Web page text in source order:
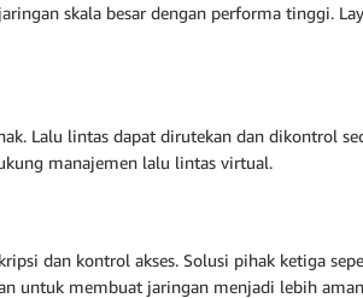
skala besar dengan performa tinggi.
Lalu lintas dapat dirutekan dan dikontrol
manajemen lalu lintas virtual.
dan kontrol akses. Solusi pihak ketiga
untuk membuat jaringan menjadi lebih